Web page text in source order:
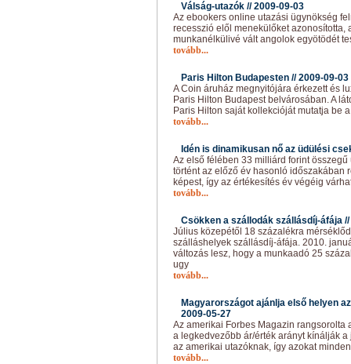
Válság-utazók //2009-09-03
Az ebookers online utazási ügynökség
recesszió elől menekülőket azonosította,
munkanélkülivé vált angolok egyötödét
tovább...
Paris Hilton Budapesten //2009-09-03
A Coin áruház megnyitójára érkezett és
Paris Hilton Budapest belvárosában. A
Paris Hilton saját kollekcióját mutatja be
tovább...
Idén is dinamikusan nő az üdülési
Az első félében 33 milliárd forint
történt az előző év hasonló időszakában
képest, így az értékesítés év végéig
tovább...
Csökken a szállodák szállásdíj-áfája //
Július közepétől 18 százalékra
szálláshelyek szállásdíj-áfája. 2010.
változás lesz, hogy a munkaadó 25
ugy
tovább...
Magyarországot ajánlja első helyen
2009-05-27
Az amerikai Forbes Magazin rangsorolta
a legkedvezőbb ár/érték arányt kínálják
az amerikai utazóknak, így azokat
tovább...